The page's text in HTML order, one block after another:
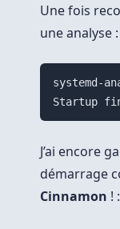
Une fois
une analyse :
systemd-
J’ai encore
démarrage
Cinnamon !